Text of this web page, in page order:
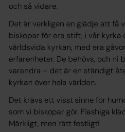
och så vidare.
Det är verkligen en glädje att få
biskopar för era stift, i vår kyrka
världsvida kyrkan, med era
erfarenheter. De behövs, och ni
varandra – det är en ständigt
kyrkan över hela världen.
Det krävs ett visst sinne för
som vi biskopar gör. Flashiga
Märkligt, men rätt festligt!